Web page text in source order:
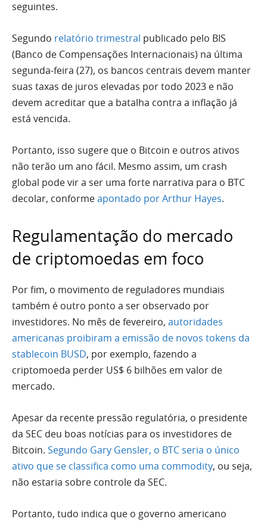
seguintes.
Segundo relatório trimestral publicado pelo BIS
(Banco de Compensações Internacionais) na última
segunda-feira (27), os bancos centrais devem manter
suas taxas de juros elevadas por todo 2023 e não
devem acreditar que a batalha contra a inflação já
está vencida.
Portanto, isso sugere que o Bitcoin e outros ativos
não terão um ano fácil. Mesmo assim, um crash
global pode vir a ser uma forte narrativa para o BTC
decolar, conformeapontado por Arthur Hayes.
Regulamentação do mercado
de criptomoedas em foco
Por fim, o movimento de reguladores mundiais
também é outro ponto a ser observado por
investidores. No mês de fevereiro, autoridades
americanas proibiram a emissão de novos tokens da
stablecoin BUSD, por exemplo, fazendo a
criptomoeda perder US$ 6 bilhões em valor de
mercado.
Apesar da recente pressão regulatória, o presidente
da SEC deu boas notícias para os investidores de
Bitcoin. Segundo Gary Gensler, o BTC seria o único
ativo que se classifica como uma commodity, ou seja,
não estaria sobre controle da SEC.
Portanto, tudo indica que o governo americano